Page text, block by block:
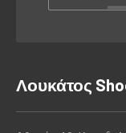
Λουκάτος